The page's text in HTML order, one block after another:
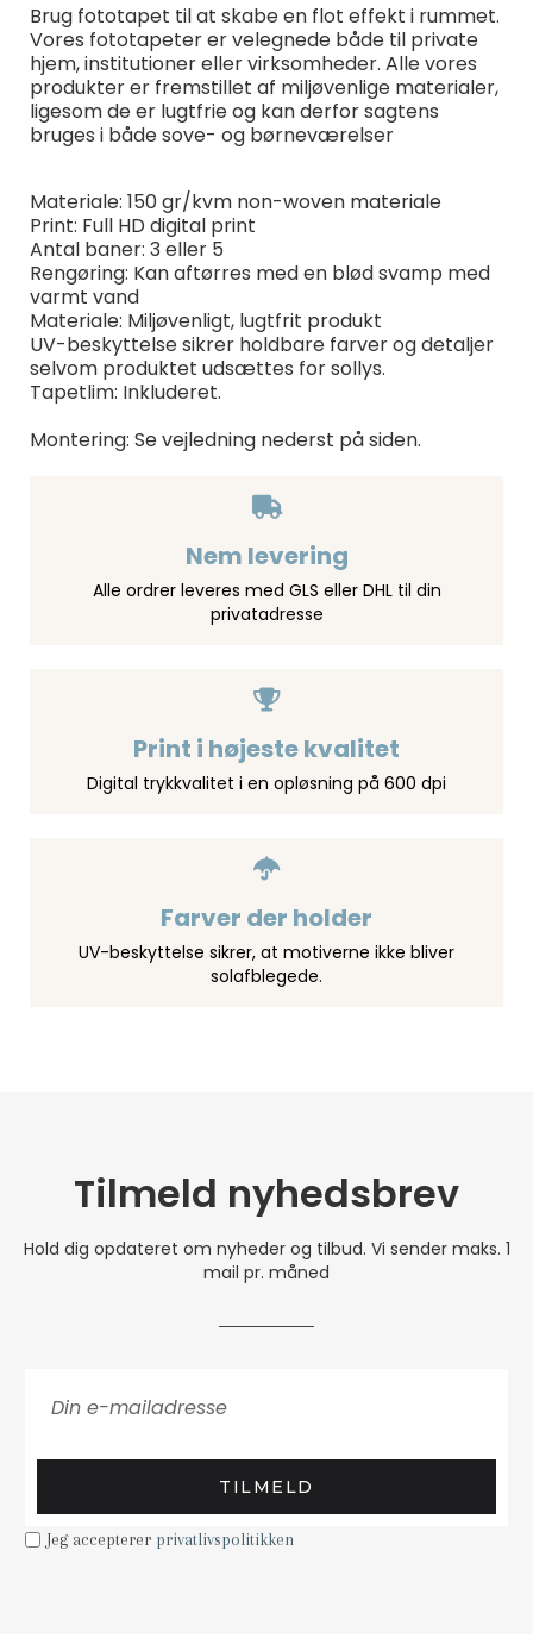
Brug fototapet til at skabe en flot effekt i rummet.
Vores fototapeter er velegnede både til private
hjem, institutioner eller virksomheder. Alle vores
produkter er fremstillet af miljøvenlige materialer,
ligesom de er lugtfrie og kan derfor sagtens
bruges i både sove- og børneværelser
Materiale: 150 gr/kvm non-woven materiale
Print: Full HD digital print
Antal baner: 3 eller 5
Rengøring: Kan aftørres med en blød svamp med
varmt vand
Materiale: Miljøvenligt, lugtfrit produkt
UV-beskyttelse sikrer holdbare farver og detaljer
selvom produktet udsættes for sollys.
Tapetlim: Inkluderet.
Montering: Se vejledning nederst på siden.
Nem levering
Alle ordrer leveres med GLS eller DHL til din
privatadresse
Print i højeste kvalitet
Digital trykkvalitet i en opløsning på 600 dpi
Farver der holder
UV-beskyttelse sikrer, at motiverne ikke bliver
solafblegede.
Tilmeld nyhedsbrev
Hold dig opdateret om nyheder og tilbud. Vi sender maks. 1
mail pr. måned
TILMELD
Jeg accepterer privatlivspolitikken